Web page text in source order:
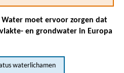
Water moet ervoor zorgen dat
en grondwater in Europa
waterlichamen